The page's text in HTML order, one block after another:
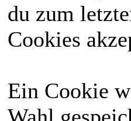
du zum
Cookies
Ein Cookie